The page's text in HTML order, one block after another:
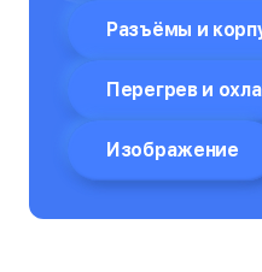
Посудомоечные
Прицелы ночного
Проекторы
Разъёмы и
Перегрев и
Изображение